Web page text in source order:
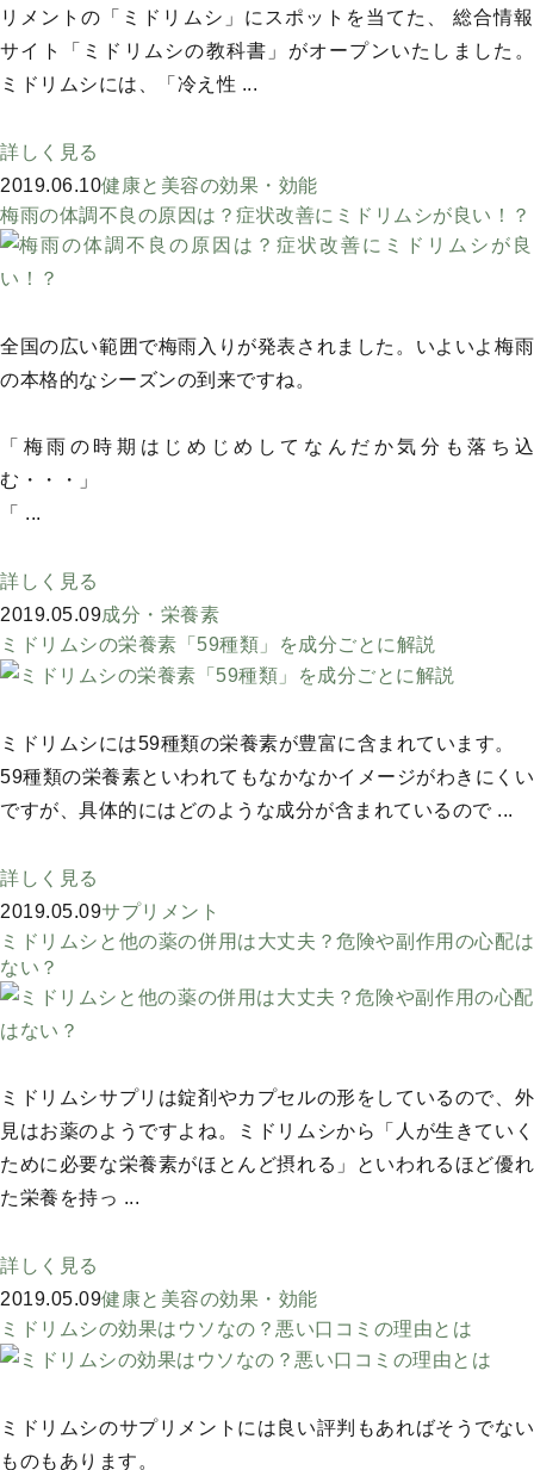
リメントの「ミドリムシ」にスポットを当てた、 総合情報
サイト「ミドリムシの教科書」がオープンいたしました。
ミドリムシには、「冷え性 ...
詳しく見る
2019.06.10健康と美容の効果・効能
梅雨の体調不良の原因は？症状改善にミドリムシが良い！？
全国の広い範囲で梅雨入りが発表されました。いよいよ梅雨
の本格的なシーズンの到来ですね。
「梅雨の時期はじめじめしてなんだか気分も落ち込
む・・・」
「 ...
詳しく見る
2019.05.09成分・栄養素
ミドリムシの栄養素「59種類」を成分ごとに解説
ミドリムシには59種類の栄養素が豊富に含まれています。
59種類の栄養素といわれてもなかなかイメージがわきにくい
ですが、具体的にはどのような成分が含まれているので ...
詳しく見る
2019.05.09サプリメント
ミドリムシと他の薬の併用は大丈夫？危険や副作用の心配は
ない？
ミドリムシサプリは錠剤やカプセルの形をしているので、外
見はお薬のようですよね。ミドリムシから「人が生きていく
ために必要な栄養素がほとんど摂れる」といわれるほど優れ
た栄養を持っ ...
詳しく見る
2019.05.09健康と美容の効果・効能
ミドリムシの効果はウソなの？悪い口コミの理由とは
ミドリムシのサプリメントには良い評判もあればそうでない
ものもあります。